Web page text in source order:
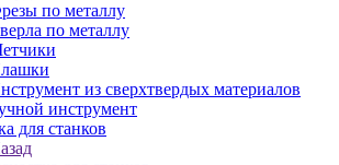
по металлу
по металлу
из сверхтвердых материалов
инструмент
для станков